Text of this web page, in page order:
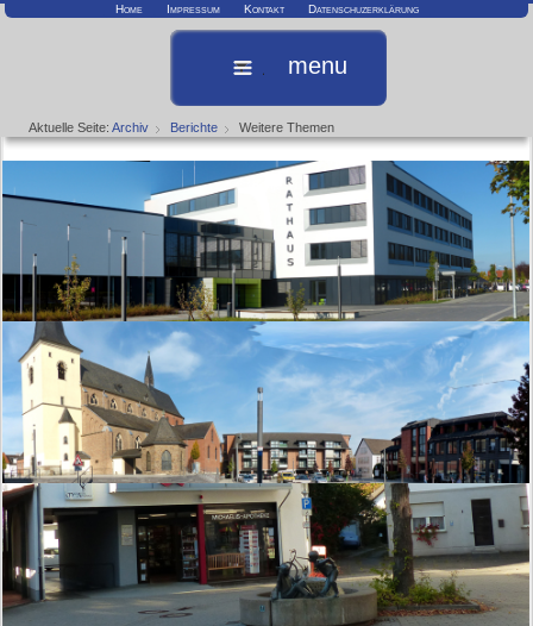
Home Impressum Kontakt Datenschuzerklärung
menu
Aktuelle Seite:Archiv Berichte Weitere Themen